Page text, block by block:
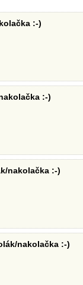
:-)
:-)
nakolačka :-)
nakolačka :-)